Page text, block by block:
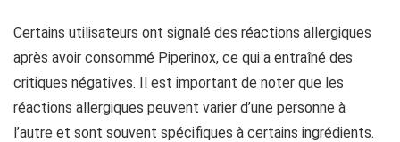
Certains utilisateurs ont signalé des réactions allergiques
après avoir consommé Piperinox, ce qui a entraîné des
critiques négatives. Il est important de noter que les
réactions allergiques peuvent varier d’une personne à
l’autre et sont souvent spécifiques à certains ingrédients.